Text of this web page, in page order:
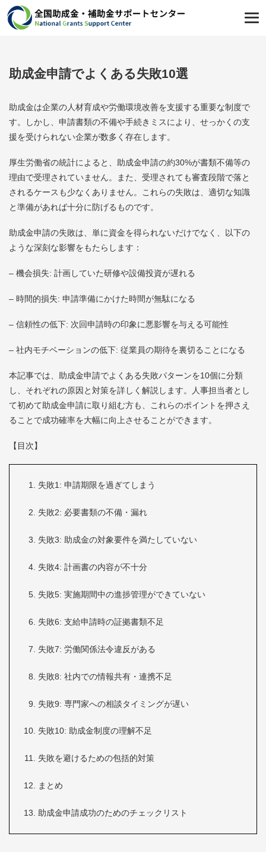
助成金申請でよくある失敗10選
助成金は企業の人材育成や労働環境改善を支援する重要な制度で
す。しかし、申請書類の不備や手続きミスにより、せっかくの支
援を受けられない企業が数多く存在します。
厚生労働省の統計によると、助成金申請の約30%が書類不備等の
理由で受理されていません。また、受理されても審査段階で落と
されるケースも少なくありません。これらの失敗は、適切な知識
と準備があれば十分に防げるものです。
助成金申請の失敗は、単に資金を得られないだけでなく、以下の
ような深刻な影響をもたらします：
– 機会損失: 計画していた研修や設備投資が遅れる
– 時間的損失: 申請準備にかけた時間が無駄になる
– 信頼性の低下: 次回申請時の印象に悪影響を与える可能性
– 社内モチベーションの低下: 従業員の期待を裏切ることになる
本記事では、助成金申請でよくある失敗パターンを10個に分類
し、それぞれの原因と対策を詳しく解説します。人事担当者とし
て初めて助成金申請に取り組む方も、これらのポイントを押さえ
ることで成功確率を大幅に向上させることができます。
【目次】
失敗1: 申請期限を過ぎてしまう
失敗2: 必要書類の不備・漏れ
失敗3: 助成金の対象要件を満たしていない
失敗4: 計画書の内容が不十分
失敗5: 実施期間中の進捗管理ができていない
失敗6: 支給申請時の証拠書類不足
失敗7: 労働関係法令違反がある
失敗8: 社内での情報共有・連携不足
失敗9: 専門家への相談タイミングが遅い
失敗10: 助成金制度の理解不足
失敗を避けるための包括的対策
まとめ
助成金申請成功のためのチェックリスト